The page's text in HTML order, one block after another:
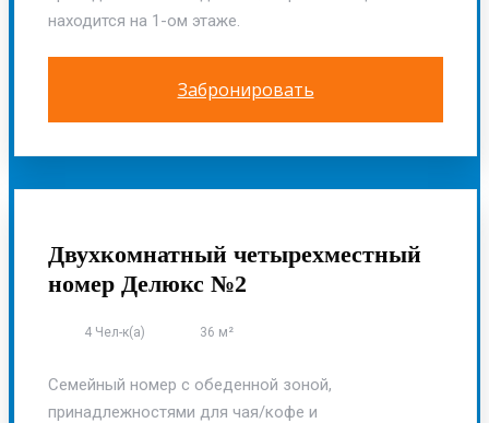
находится на 1-ом этаже.
Забронировать
Двухкомнатный четырехместный
номер Делюкс №2
4 Чел-к(а) 36 м²
Семейный номер с обеденной зоной,
принадлежностями для чая/кофе и